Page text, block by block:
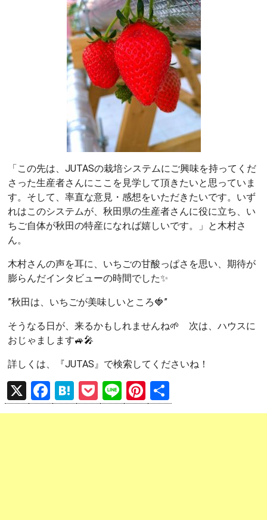
「この先は、JUTASの栽培システムにご興味を持ってくだ
さった生産者さんにここを見学して頂きたいと思っていま
す。そして、率直な意見・感想をいただきたいです。いず
れはこのシステムが、秋田県の生産者さんに役に立ち、い
ちご自体が秋田の特産になれば嬉しいです。」と木村さ
ん。
木村さんの声を耳に、いちごの甘酸っぱさを思い、期待が
膨らんだインタビューの時間でした✨
”秋田は、いちごが美味しいところ🍓”
そうなる日が、来るかもしれませんね🌱 次は、ハウスに
おじゃまします🚙🎤
詳しくは、『JUTAS』で検索してくださいね！
X
F
a
H
at
P
o
Li
n
Pi
nt 有